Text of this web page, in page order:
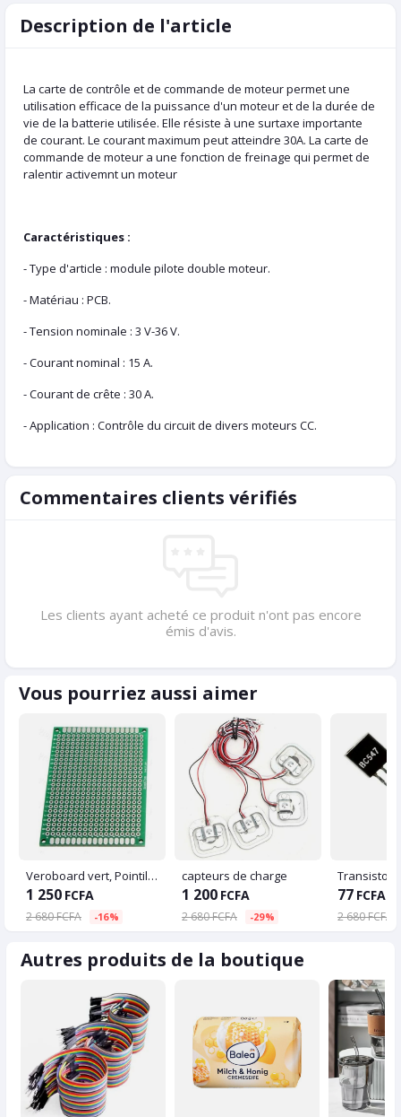
Description de l'article
La carte de contrôle et de commande de moteur permet une
utilisation efficace de la puissance d'un moteur et de la durée de
vie de la batterie utilisée. Elle résiste à une surtaxe importante
de courant. Le courant maximum peut atteindre 30A. La carte de
commande de moteur a une fonction de freinage qui permet de
ralentir activemnt un moteur
Caractéristiques :
- Type d'article : module pilote double moteur.
- Matériau : PCB.
- Tension nominale : 3 V-36 V.
- Courant nominal : 15 A.
- Courant de crête : 30 A.
- Application : Contrôle du circuit de divers moteurs CC.
Commentaires clients vérifiés
Les clients ayant acheté ce produit n'ont pas encore
émis d'avis.
Vous pourriez aussi aimer
Veroboard vert, Pointillé 9x15 cm
1 250 FCFA
2 680 FCFA -16%
capteurs de charge
1 200 FCFA
2 680 FCFA -29%
Transistor
77 FCFA
2 680 FCFA
Autres produits de la boutique